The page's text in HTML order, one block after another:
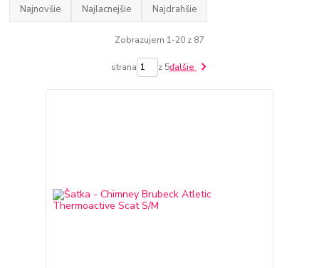
Najnovšie Najlacnejšie Najdrahšie
Zobrazujem 1-20 z 87
strana z 5ďalšie